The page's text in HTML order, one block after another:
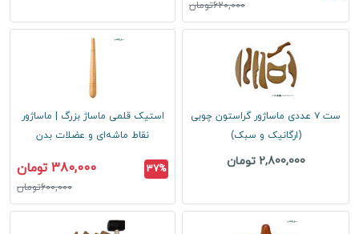
620,000تومان
ست ۷ عددی ماساژور گراستون چوبی
(ارگانیک و سبک)
2,800,000 تومان
استیک قلمی ماساژ بزرگ | ماساژور
نقاط ماشه‌ای و عضلات بدن
37% 380,000 تومان
600,000تومان